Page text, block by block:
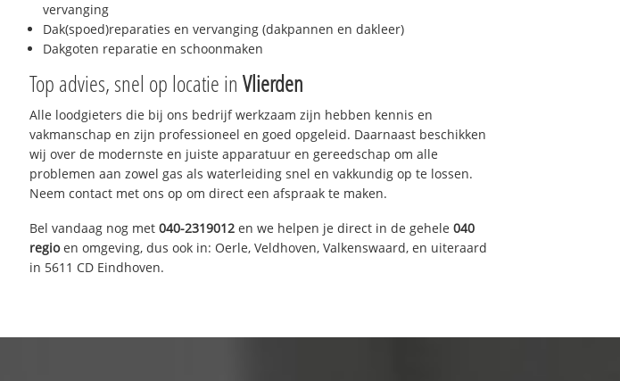
vervanging
Dak(spoed)reparaties en vervanging (dakpannen en dakleer)
Dakgoten reparatie en schoonmaken
Top advies, snel op locatie in Vlierden
Alle loodgieters die bij ons bedrijf werkzaam zijn hebben kennis en
vakmanschap en zijn professioneel en goed opgeleid. Daarnaast beschikken
wij over de modernste en juiste apparatuur en gereedschap om alle
problemen aan zowel gas als waterleiding snel en vakkundig op te lossen.
Neem contact met ons op om direct een afspraak te maken.
Bel vandaag nog met 040-2319012 en we helpen je direct in de gehele 040
regioen omgeving, dus ook in: Oerle, Veldhoven, Valkenswaard, en uiteraard
in 5611 CD Eindhoven.